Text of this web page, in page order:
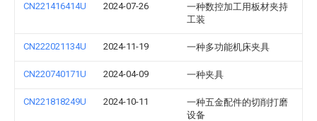
CN221416414U 2024-07-26
一种数控加工用板材夹持
工装
CN222021134U 2024-11-19 一种多功能机床夹具
CN220740171U 2024-04-09 一种夹具
CN221818249U 2024-10-11
一种五金配件的切削打磨
设备